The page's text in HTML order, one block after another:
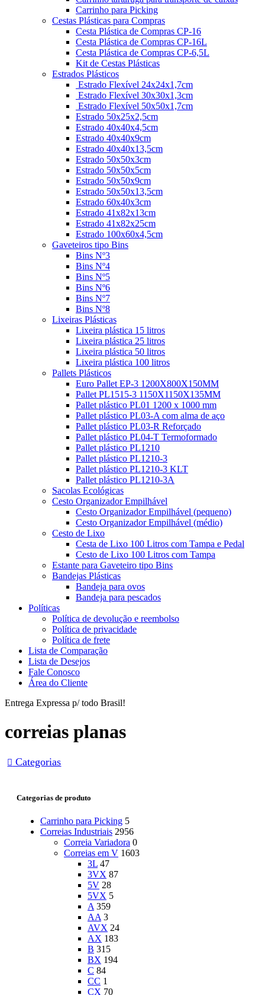
Carrinho para Picking
Cestas Plásticas para Compras
Cesta Plástica de Compras CP-16
Cesta Plástica de Compras CP-16L
Cesta Plástica de Compras CP-6,5L
Kit de Cestas Plásticas
Estrados Plásticos
Estrado Flexível 24x24x1,7cm
Estrado Flexível 30x30x1,3cm
Estrado Flexível 50x50x1,7cm
Estrado 50x25x2,5cm
Estrado 40x40x4,5cm
Estrado 40x40x9cm
Estrado 40x40x13,5cm
Estrado 50x50x3cm
Estrado 50x50x5cm
Estrado 50x50x9cm
Estrado 50x50x13,5cm
Estrado 60x40x3cm
Estrado 41x82x13cm
Estrado 41x82x25cm
Estrado 100x60x4,5cm
Gaveteiros tipo Bins
Bins Nº3
Bins Nº4
Bins Nº5
Bins Nº6
Bins Nº7
Bins Nº8
Lixeiras Plásticas
Lixeira plástica 15 litros
Lixeira plástica 25 litros
Lixeira plástica 50 litros
Lixeira plástica 100 litros
Pallets Plásticos
Euro Pallet EP-3 1200X800X150MM
Pallet PL1515-3 1150X1150X135MM
Pallet plástico PL01 1200 x 1000 mm
Pallet plástico PL03-A com alma de aço
Pallet plástico PL03-R Reforçado
Pallet plástico PL04-T Termoformado
Pallet plástico PL1210
Pallet plástico PL1210-3
Pallet plástico PL1210-3 KLT
Pallet plástico PL1210-3A
Sacolas Ecológicas
Cesto Organizador Empilhável
Cesto Organizador Empilhável (pequeno)
Cesto Organizador Empilhável (médio)
Cesto de Lixo
Cesta de Lixo 100 Litros com Tampa e Pedal
Cesto de Lixo 100 Litros com Tampa
Estante para Gaveteiro tipo Bins
Bandejas Plásticas
Bandeja para ovos
Bandeja para pescados
Políticas
Política de devolução e reembolso
Política de privacidade
Política de frete
Lista de Comparação
Lista de Desejos
Fale Conosco
Área do Cliente
Entrega Expressa p/ todo Brasil!
correias planas
Categorias
Categorias de produto
Carrinho para Picking 5
Correias Industriais 2956
Correia Variadora 0
Correias em V 1603
3L 47
3VX 87
5V 28
5VX 5
A 359
AA 3
AVX 24
AX 183
B 315
BX 194
C 84
CC 1
CX 70